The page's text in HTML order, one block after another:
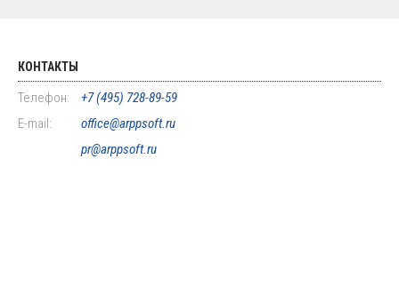
КОНТАКТЫ
Телефон:
+7 (495) 728-89-59
E-mail:
office@arppsoft.ru
pr@arppsoft.ru